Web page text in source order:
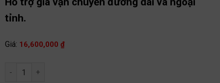
tỉnh.
Giá: 16,600,000 ₫
Bàn ghế phòng khách hiện đại BG10 số lượng